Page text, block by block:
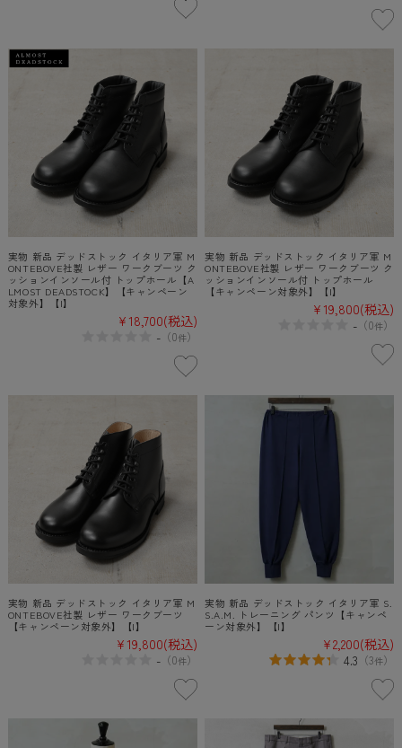
実物 新品 デッドストック イタリア軍 M
ONTEBOVE社製 レザー ワークブーツ ク
ッションインソール付 トップホール【A
LMOST DEADSTOCK】【キャンペーン
対象外】【I】
¥18,700(税込)
-（0件）
実物 新品 デッドストック イタリア軍 M
ONTEBOVE社製 レザー ワークブーツ ク
ッションインソール付 トップホール
【キャンペーン対象外】【I】
¥19,800(税込)
- （0件）
実物 新品 デッドストック イタリア軍 M
ONTEBOVE社製 レザー ワークブーツ
【キャンペーン対象外】【I】
¥19,800(税込)
-（0件）
実物 新品 デッドストック イタリア軍 S.
S.A.M. トレーニング パンツ【キャンペ
ーン対象外】【I】
¥2,200(税込)
4.3 （3件）